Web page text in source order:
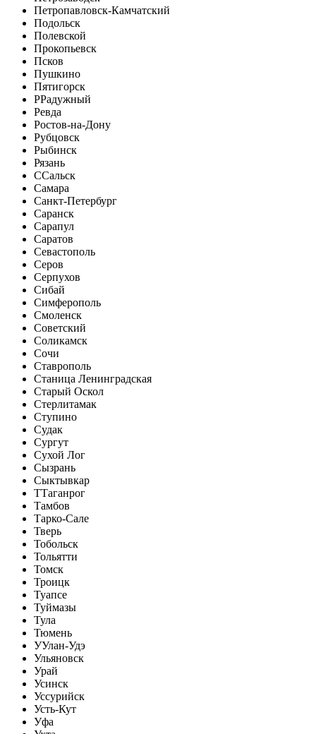
Петропавловск-Камчатский
Подольск
Полевской
Прокопьевск
Псков
Пушкино
Пятигорск
РРадужный
Ревда
Ростов-на-Дону
Рубцовск
Рыбинск
Рязань
ССальск
Самара
Санкт-Петербург
Саранск
Сарапул
Саратов
Севастополь
Серов
Серпухов
Сибай
Симферополь
Смоленск
Советский
Соликамск
Сочи
Ставрополь
Станица Ленинградская
Старый Оскол
Стерлитамак
Ступино
Судак
Сургут
Сухой Лог
Сызрань
Сыктывкар
ТТаганрог
Тамбов
Тарко-Сале
Тверь
Тобольск
Тольятти
Томск
Троицк
Туапсе
Туймазы
Тула
Тюмень
УУлан-Удэ
Ульяновск
Урай
Усинск
Уссурийск
Усть-Кут
Уфа